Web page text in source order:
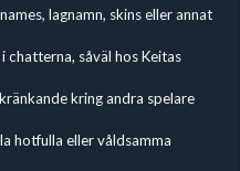
lagnamn, skins eller annat
chatterna, såväl hos Keitas
kring andra spelare
hotfulla eller våldsamma